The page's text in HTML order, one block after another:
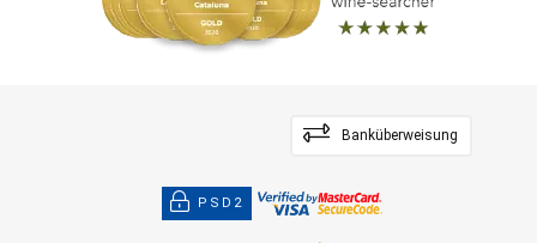
Banküberweisung
PSD2